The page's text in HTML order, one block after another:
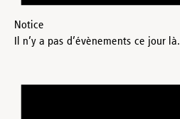
Notice
Il n’y a pas d’évènements ce jour là.